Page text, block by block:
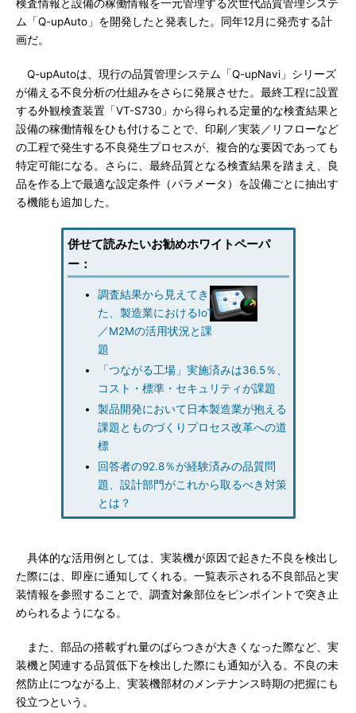
検査情報と設備の稼働情報を一元管理する次世代品質管理システ
ム「Q-upAuto」を開発したと発表した。同年12月に発売する計
画だ。
Q-upAutoは、現行の品質管理システム「Q-upNavi」シリーズ
が備える不良分析の仕組みをさらに発展させた。最終工程に設置
する外観検査装置「VT-S730」から得られる定量的な検査結果と
設備の稼働情報をひも付けることで、印刷／実装／リフローなど
の工程で発生する不良発生プロセスが、複合的な要因であっても
特定可能になる。さらに、最終品質となる検査結果を踏まえ、良
品を作る上で最適な設定条件（パラメータ）を設備ごとに抽出す
る機能も追加した。
併せて読みたいお勧めホワイトペーパ
ー：
調査結果から見えてき
た、製造業におけるIoT
／M2Mの活用状況と課
題
「つながる工場」実施済みは36.5％、
コスト・標準・セキュリティが課題
製品開発において日本製造業が抱える
課題とものづくりプロセス改革への道
標
回答者の92.8％が経験済みの品質問
題、設計部門がこれから取るべき対策
とは？
具体的な活用例としては、実装機が原因で起きた不良を検出し
た際には、即座に通知してくれる。一覧表示される不良部品と実
装情報を参照することで、調査対象部位をピンポイントで突き止
められるようになる。
また、部品の搭載ずれ量のばらつきが大きくなった際など、実
装機と関連する品質低下を検出した際にも通知が入る。不良の未
然防止につながる上、実装機部材のメンテナンス時期の把握にも
役立つという。